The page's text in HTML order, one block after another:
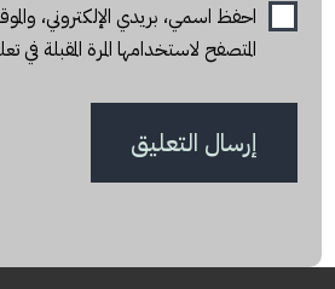
احفظ اسمي، بريدي الإلكتروني،
المتصفح لاستخدامها المرة المقبلة في